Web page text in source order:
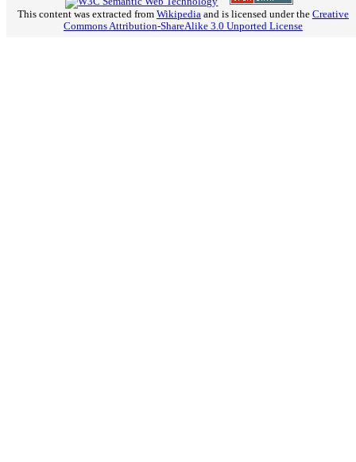
This content was extracted from Wikipedia and is licensed under the Creative
Commons Attribution-ShareAlike 3.0 Unported License